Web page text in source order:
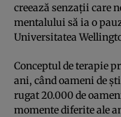
creează senzații care
mentalului să ia o
Universitatea
Conceptul de terapie
ani, când oameni de
rugat 20.000 de
momente diferite ale